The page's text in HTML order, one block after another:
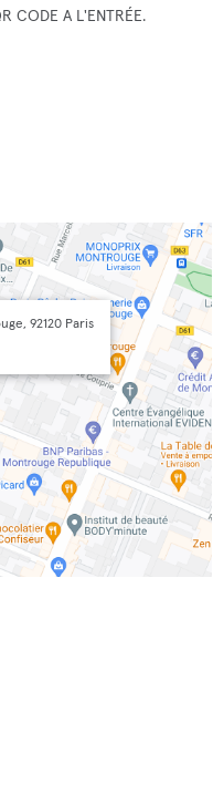
CODE A L'ENTRÉE.
92120 Paris